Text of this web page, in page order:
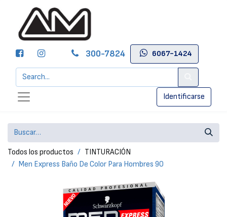
300-7824 6067-1424
Identificarse
Todos los productos
TINTURACIÓN
Men Express Baño De Color Para Hombres 90